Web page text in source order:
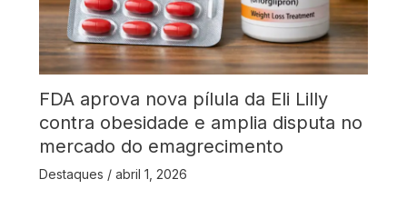
FDA aprova nova pílula da Eli Lilly
contra obesidade e amplia disputa no
mercado do emagrecimento
Destaques / abril 1, 2026